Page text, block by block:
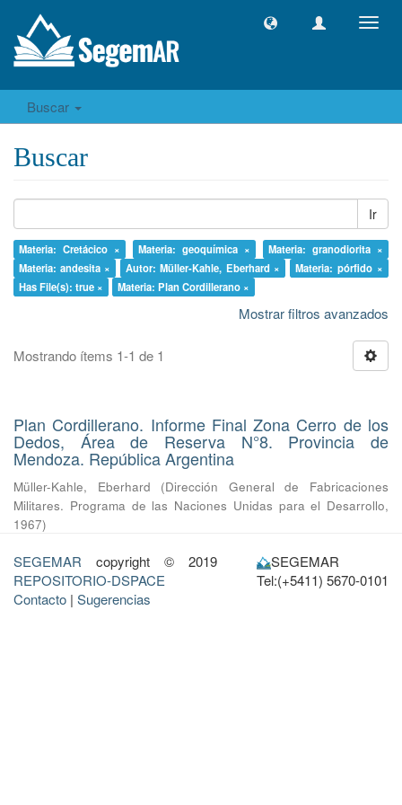
Buscar
Buscar
Ir
Materia: Cretácico × Materia: geoquímica ×
Materia: granodiorita ×
Materia: andesita ×
Autor: Müller-Kahle, Eberhard ×
Materia: pórfido ×
Has File(s): true ×
Materia: Plan Cordillerano ×
Mostrar filtros avanzados
Mostrando ítems 1-1 de 1
Plan Cordillerano. Informe Final Zona Cerro de los
Dedos, Área de Reserva N°8. Provincia de
Mendoza. República Argentina
Müller-Kahle, Eberhard (Dirección General de Fabricaciones
Militares. Programa de las Naciones Unidas para el Desarrollo,
1967)
SEGEMAR copyright © 2019
REPOSITORIO-DSPACE
Contacto | Sugerencias
SEGEMAR
Tel:(+5411) 5670-0101